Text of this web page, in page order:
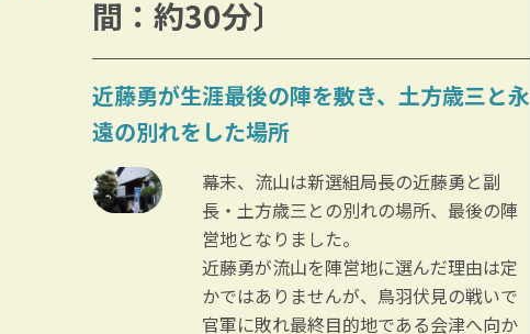
間：約30分〕
近藤勇が生涯最後の陣を敷き、土方歳三と永
遠の別れをした場所
幕末、流山は新選組局長の近藤勇と副
長・土方歳三との別れの場所、最後の陣
営地となりました。
近藤勇が流山を陣営地に選んだ理由は定
かではありませんが、鳥羽伏見の戦いで
官軍に敗れ最終目的地である会津へ向か